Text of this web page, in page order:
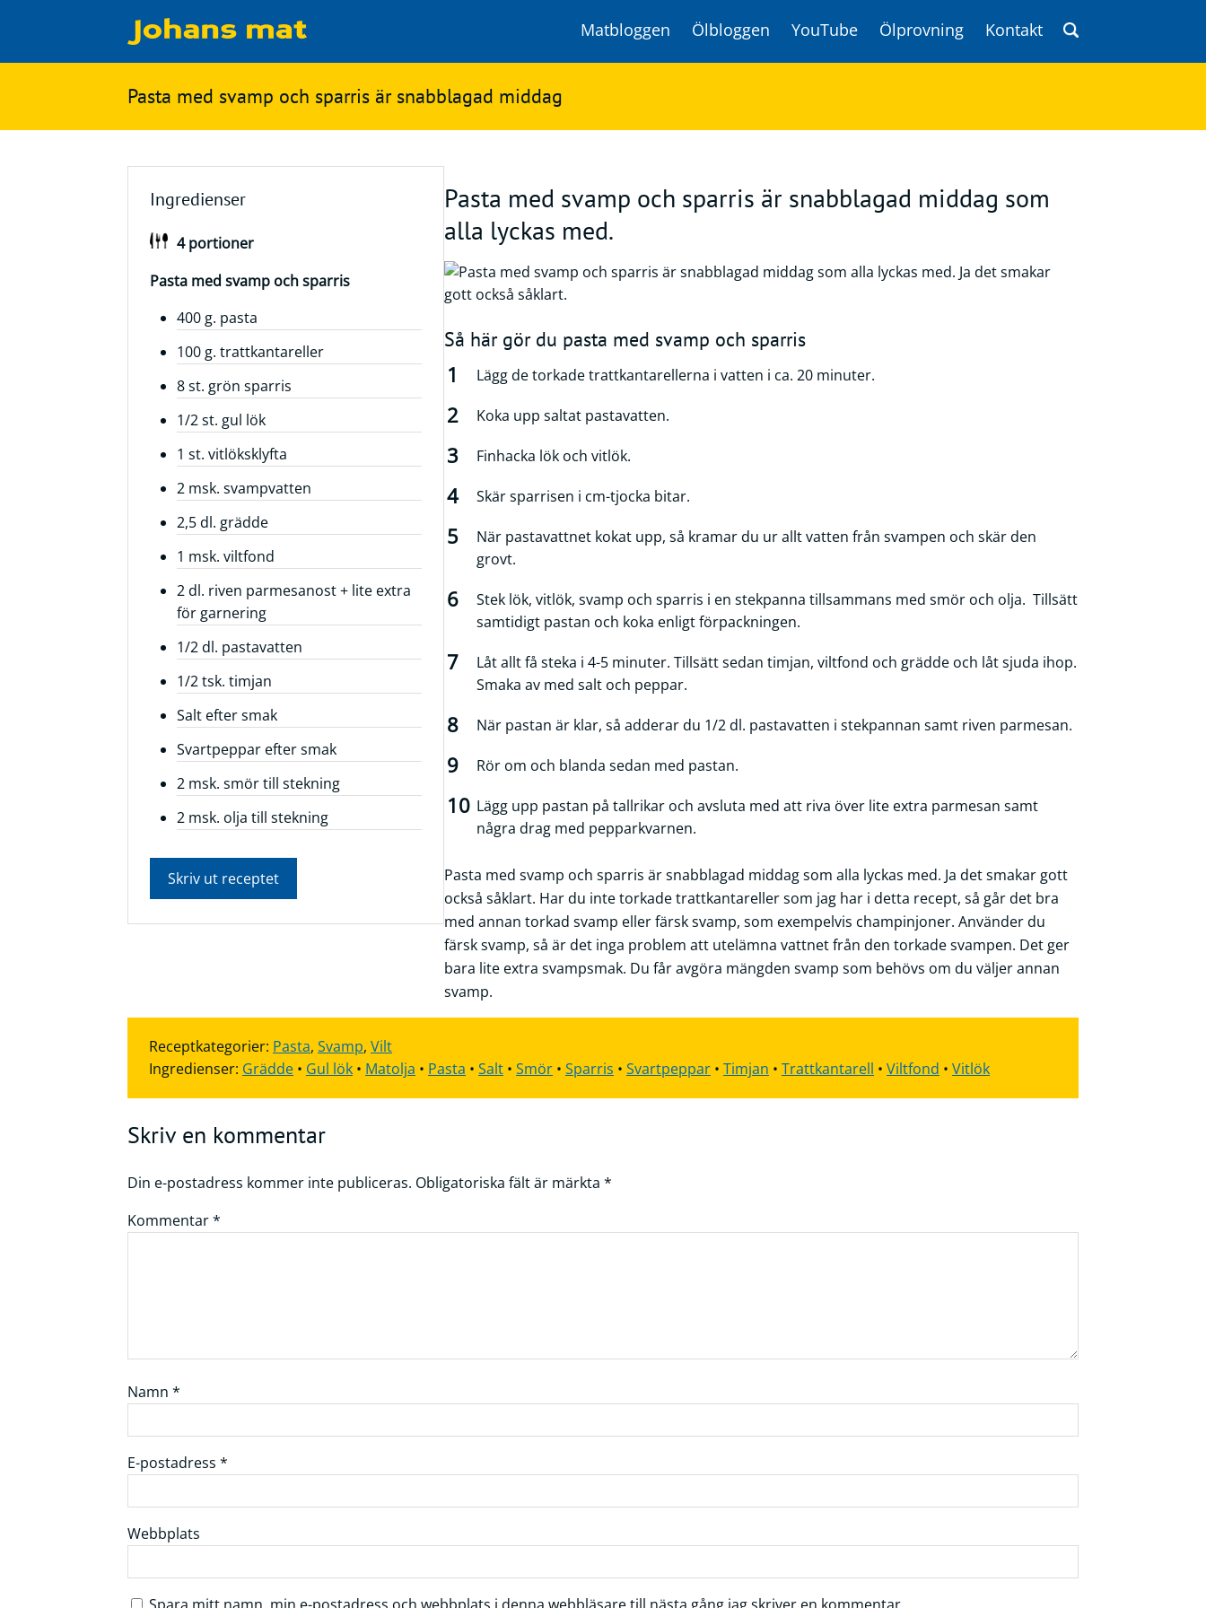
Matbloggen Ölbloggen YouTube Ölprovning
Kontakt
Matbloggen
Innertemperaturer
Ingredienser
på
Pasta med svamp och sparris är snabblagad middag
Ingredienser
4 portioner
Pasta med svamp och sparris
400 g. pasta
100 g. trattkantareller
8 st. grön sparris
1/2 st. gul lök
1 st. vitlöksklyfta
2 msk. svampvatten
2,5 dl. grädde
1 msk. viltfond
2 dl. riven parmesanost + lite extra
för garnering
1/2 dl. pastavatten
1/2 tsk. timjan
Salt efter smak
Svartpeppar efter smak
2 msk. smör till stekning
2 msk. olja till stekning
Skriv ut receptet
Pasta med svamp och sparris är snabblagad middag som
alla lyckas med.
Så här gör du pasta med svamp och sparris
Lägg de torkade trattkantarellerna i vatten i ca. 20 minuter.
Koka upp saltat pastavatten.
Finhacka lök och vitlök.
Skär sparrisen i cm-tjocka bitar.
När pastavattnet kokat upp, så kramar du ur allt vatten från svampen och skär den
grovt.
Stek lök, vitlök, svamp och sparris i en stekpanna tillsammans med smör och olja. Tillsätt
samtidigt pastan och koka enligt förpackningen.
Låt allt få steka i 4-5 minuter. Tillsätt sedan timjan, viltfond och grädde och låt sjuda ihop.
Smaka av med salt och peppar.
När pastan är klar, så adderar du 1/2 dl. pastavatten i stekpannan samt riven parmesan.
Rör om och blanda sedan med pastan.
Lägg upp pastan på tallrikar och avsluta med att riva över lite extra parmesan samt
några drag med pepparkvarnen.
Pasta med svamp och sparris är snabblagad middag som alla lyckas med. Ja det smakar gott
också såklart. Har du inte torkade trattkantareller som jag har i detta recept, så går det bra
med annan torkad svamp eller färsk svamp, som exempelvis champinjoner. Använder du
färsk svamp, så är det inga problem att utelämna vattnet från den torkade svampen. Det ger
bara lite extra svampsmak. Du får avgöra mängden svamp som behövs om du väljer annan
svamp.
Receptkategorier: Pasta, Svamp, Vilt
Ingredienser: Grädde • Gul lök • Matolja • Pasta • Salt • Smör • Sparris • Svartpeppar • Timjan • Trattkantarell • Viltfond • Vitlök
Skriv en kommentar
Din e-postadress kommer inte publiceras. Obligatoriska fält är märkta *
Kommentar*
Namn *
E-postadress *
Webbplats